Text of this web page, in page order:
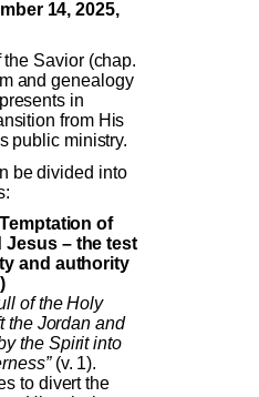
14, 2025,
Savior (chap.
and genealogy
in
from His
public ministry.
be divided into
of
Jesus – the test
and authority
of the Holy
the Jordan and
the Spirit into
(v. 1).
to divert the